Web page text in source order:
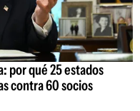
por qué 25 estados
contra 60 socios